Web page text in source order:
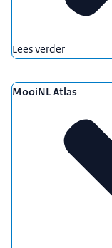
Lees verder
MooiNL Atlas